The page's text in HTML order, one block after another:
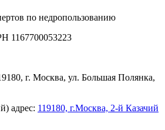
по недропользованию
1167700053223
г. Москва, ул. Большая Полянка,
адрес: 119180, г.Москва, 2-й Казачий